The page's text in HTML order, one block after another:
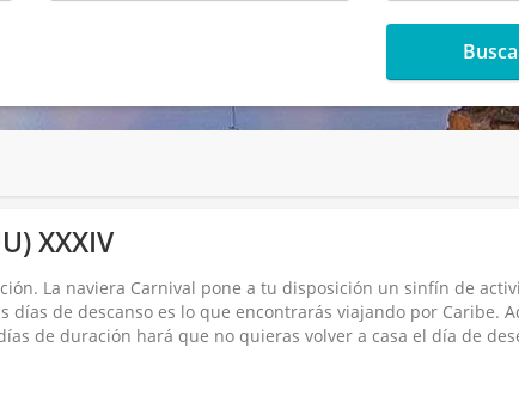
XXXIV
La naviera Carnival pone a tu disposición un sinfín de
de descanso es lo que encontrarás viajando por Caribe.
de duración hará que no quieras volver a casa el día de